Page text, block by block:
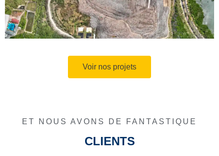
Voir nos projets
ET NOUS AVONS DE FANTASTIQUE
CLIENTS